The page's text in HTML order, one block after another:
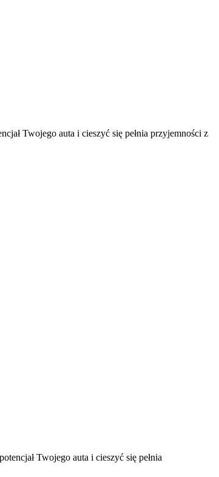
Twojego auta i cieszyć się pełnia przyjemności z
Twojego auta i cieszyć się pełnia